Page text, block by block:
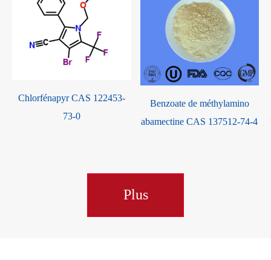
Chlorfénapyr CAS 122453-
73-0
Benzoate de méthylamino
abamectine CAS 137512-74-4
Plus